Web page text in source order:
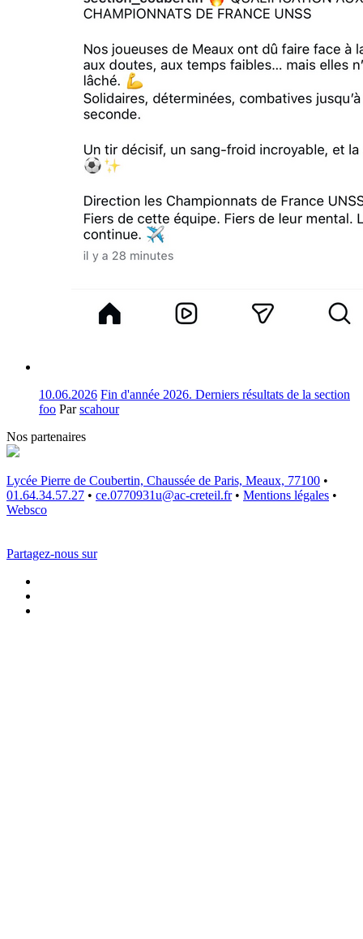
10.06.2026 Fin d'année 2026. Derniers résultats de la section
foo Parscahour
Nos partenaires
Lycée Pierre de Coubertin, Chaussée de Paris, Meaux, 77100 •
01.64.34.57.27 • ce.0770931u@ac-creteil.fr • Mentions légales •
Websco
Partagez-nous sur